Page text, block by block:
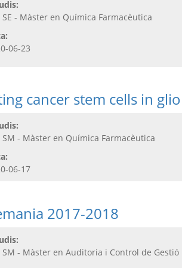
SE - Màster en Química Farmacèutica
06-23
cancer stem cells in
SM - Màster en Química Farmacèutica
06-17
2017-2018
SM - Màster en Auditoria i Control de Gestió